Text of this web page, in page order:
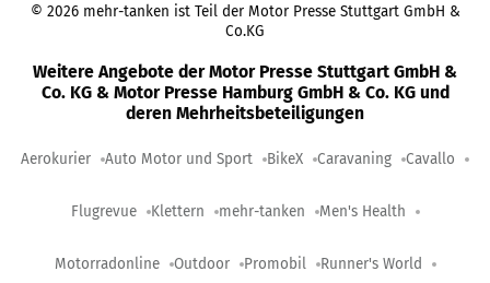
© 2026 mehr-tanken ist Teil der Motor Presse Stuttgart GmbH &
Co.KG
Weitere Angebote der Motor Presse Stuttgart GmbH &
Co. KG & Motor Presse Hamburg GmbH & Co. KG und
deren Mehrheitsbeteiligungen
Aerokurier Auto Motor und Sport BikeX Caravaning Cavallo
Flugrevue Klettern mehr-tanken Men's Health
Motorradonline Outdoor Promobil Runner's World